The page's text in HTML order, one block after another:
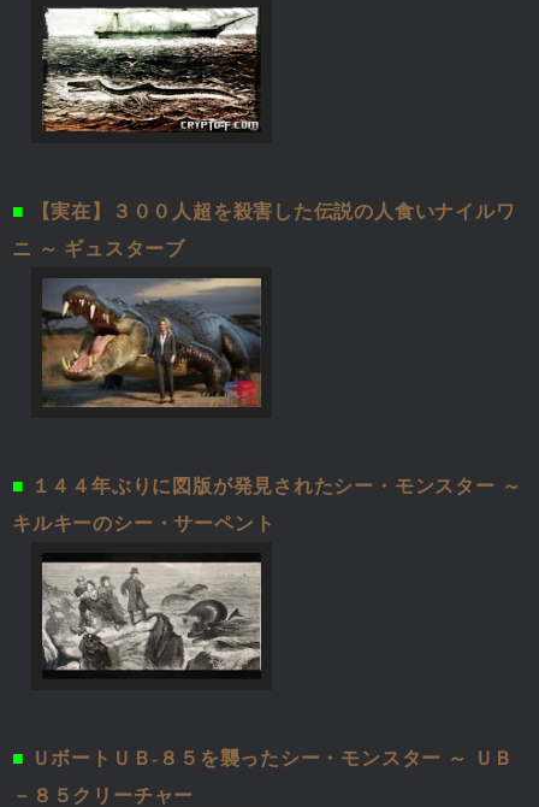
■
【実在】３００人超を殺害した伝説の人食いナイルワ
ニ ～ ギュスターブ
■
１４４年ぶりに図版が発見されたシー・モンスター ～
キルキーのシー・サーペント
■
ＵボートＵＢ-８５を襲ったシー・モンスター ～ ＵＢ
－８５クリーチャー